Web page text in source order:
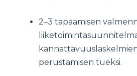
2–3 tapaamisen
perustamisen tueksi.